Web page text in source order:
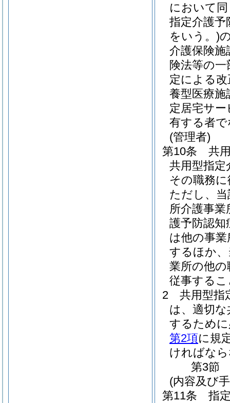
において
指定介護予
をいう。)
介護保険
険法等の
定による
養型医療施
定居宅サ
有する者
(管理者)
第10条
共
共用型指定
その職務
ただし、
所介護事
護予防認知
は他の事
するほか、
業所の他
従事する
2
共用型指
は、適切
するため
第2項に規
ければな
第3節
(内容及び
第11条
指